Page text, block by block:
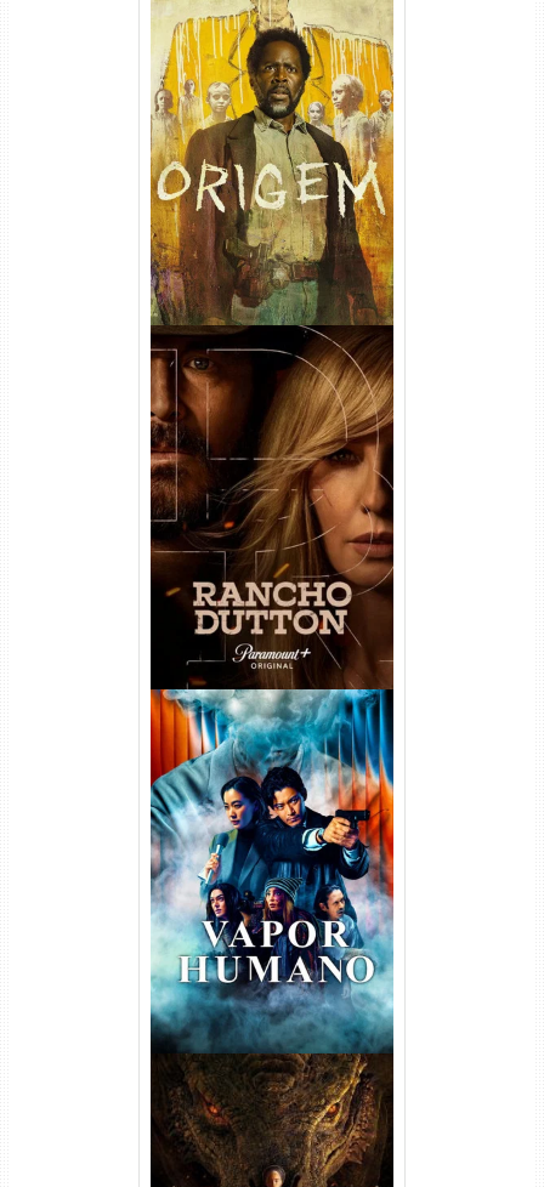
Origem 4ª Temporada Torrent
(2026) WEB-DL 1080p/4K
Dual Áudio
Rancho Dutton 1ª
Temporada Torrent (2026)
WEB-DL 1080p Dual Áudio
Vapor Humano 1ª Temporada
Torrent (2026) WEB-DL 1080p
Dual Áudio